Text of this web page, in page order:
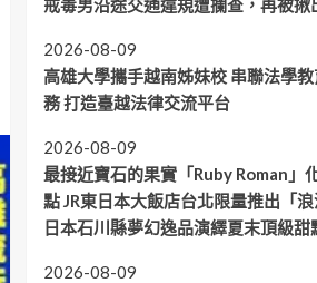
戒毒男沿途交通違規遭攔查，再被揪
2026-08-09
高雄大學攜手越南姊妹校 串聯法學
務 打造臺越法律交流平台
2026-08-09
最接近寶石的果實「Ruby Roman」
點 JR東日本大飯店台北限量推出「浪
日本石川縣夢幻逸品演繹夏末頂級甜
2026-08-09